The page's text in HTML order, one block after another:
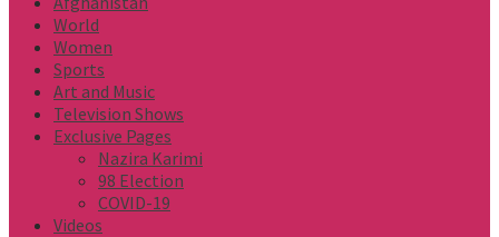
World
Women
Sports
Art and Music
Television Shows
Exclusive Pages
Nazira Karimi
98 Election
COVID-19
Videos